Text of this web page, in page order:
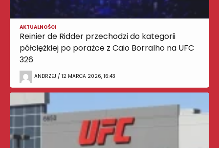
AKTUALNOŚCI
Reinier de Ridder przechodzi do kategorii
półciężkiej po porażce z Caio Borralho na UFC
326
ANDRZEJ / 12 MARCA 2026, 16:43